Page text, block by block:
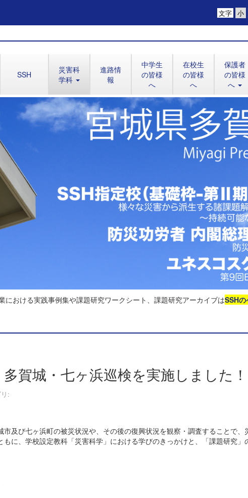
文字
SSH
災害科
学科
進路情
報
中学生
の皆様
へ
在校生
の皆様
へ
保護者
の皆様
へ
における実践事例集や課題研究ワークシート、課題研究アーカイブはSSH
多賀城・七ヶ浜巡検を実施しました！
:
及び七ヶ浜町の被災状況や、その後の復興状況を観察・調査することで、
に、学校設定教科「災害科学」における学びのきっかけと、「課題研究」